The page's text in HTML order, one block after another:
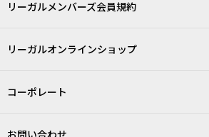
リーガルメンバーズ会員規約
リーガルオンラインショップ
コーポレート
お問い合わせ